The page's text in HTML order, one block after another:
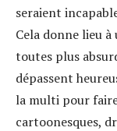
seraient
Cela donne lieu
toutes plus
dépassent
la multi pour
cartoonesques,